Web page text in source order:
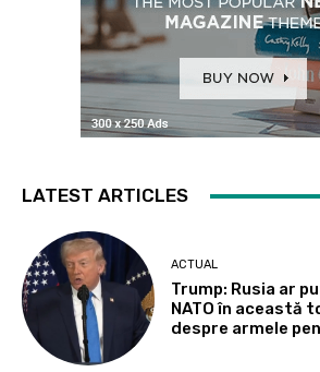
LATEST ARTICLES
ACTUAL
Trump: Rusia ar
NATO în această
despre armele